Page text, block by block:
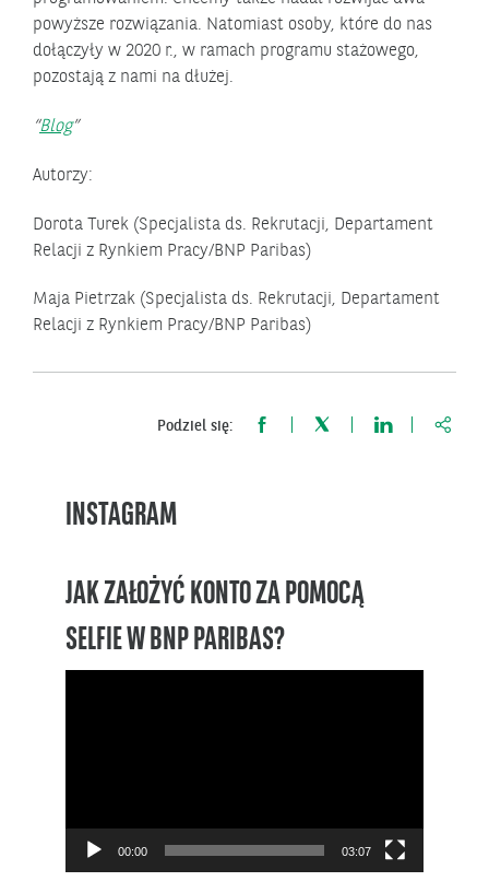
powyższe rozwiązania. Natomiast osoby, które do nas
dołączyły w 2020 r., w ramach programu stażowego,
pozostają z nami na dłużej.
Blog
Autorzy:
Dorota Turek (Specjalista ds. Rekrutacji, Departament
Relacji z Rynkiem Pracy/BNP Paribas)
Maja Pietrzak (Specjalista ds. Rekrutacji, Departament
Relacji z Rynkiem Pracy/BNP Paribas)
Podziel się:
INSTAGRAM
JAK ZAŁOŻYĆ KONTO ZA POMOCĄ
SELFIE W BNP PARIBAS?
00:00 03:07